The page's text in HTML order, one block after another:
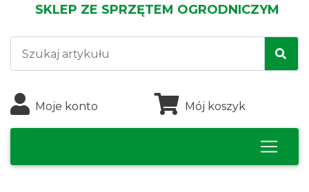
SKLEP ZE SPRZĘTEM OGRODNICZYM
Moje konto Mój koszyk